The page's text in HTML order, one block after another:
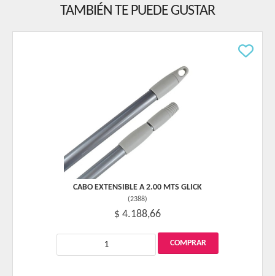
TAMBIÉN TE PUEDE GUSTAR
CABO EXTENSIBLE A 2.00 MTS GLICK
(2388)
$ 4.188,66